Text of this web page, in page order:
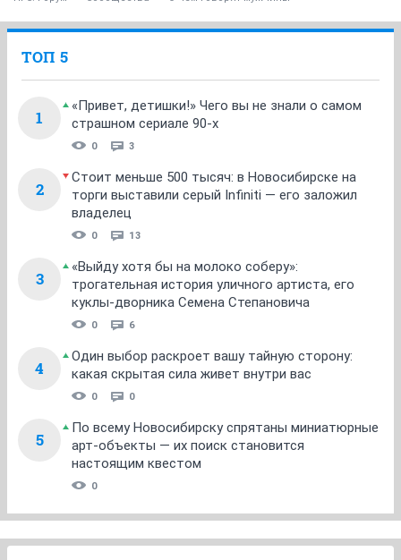
ТОП 5
1
«Привет, детишки!» Чего вы не знали о самом
страшном сериале 90-х
0 3
2
Стоит меньше 500 тысяч: в Новосибирске на
торги выставили серый Infiniti — его заложил
владелец
0 13
3
«Выйду хотя бы на молоко соберу»:
трогательная история уличного артиста, его
куклы-дворника Семена Степановича
0 6
4
Один выбор раскроет вашу тайную сторону:
какая скрытая сила живет внутри вас
0 0
5
По всему Новосибирску спрятаны миниатюрные
арт-объекты — их поиск становится
настоящим квестом
0